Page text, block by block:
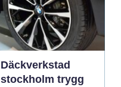
Däckverkstad
stockholm trygg